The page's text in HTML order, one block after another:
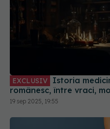
19 sep 2025, 19:55